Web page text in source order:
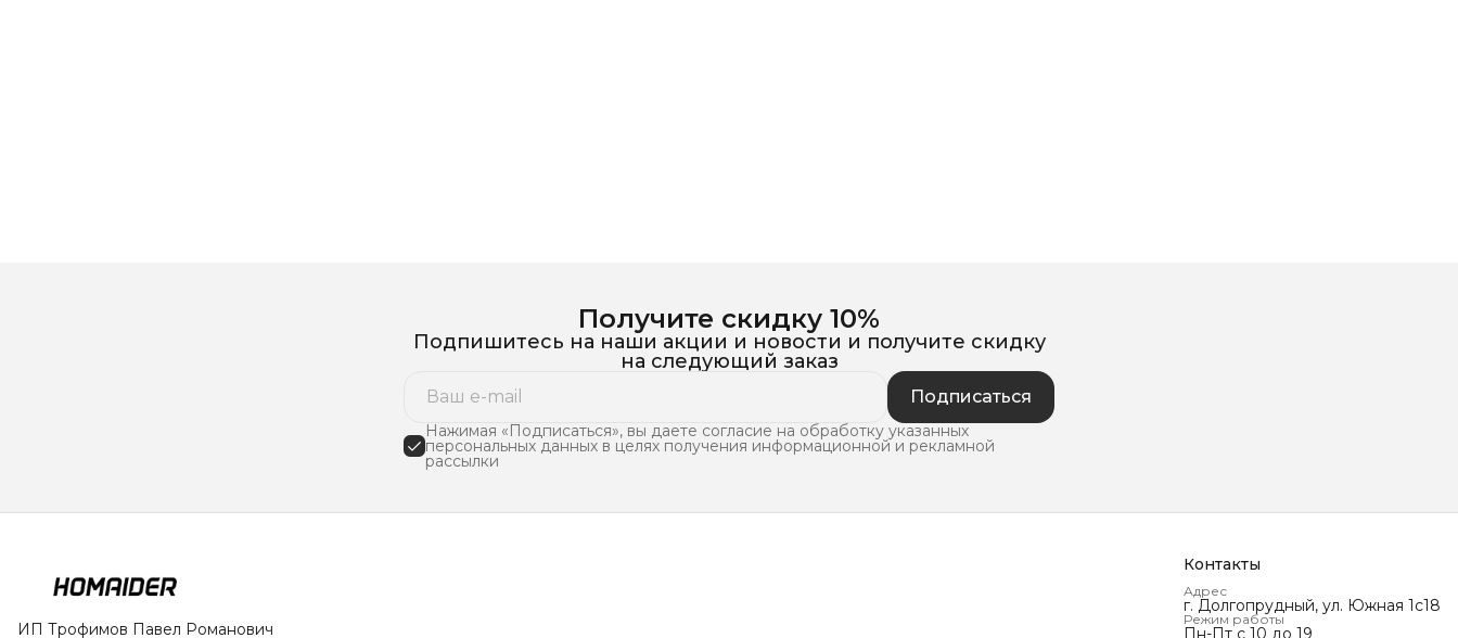
Получите скидку 10%
Подпишитесь на наши акции и новости и получите скидку
на следующий заказ
Подписаться
Нажимая «Подписаться», вы даете согласие на обработку указанных
персональных данных в целях получения информационной и рекламной
рассылки
ИП Трофимов Павел Романович
Контакты
Адрес
г. Долгопрудный, ул. Южная 1с18
Режим работы
Пн-Пт с 10 до 19